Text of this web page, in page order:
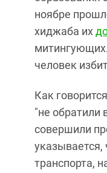
ноябре
хиджаба их
митингующих.
человек
Как
"не обратили
совершили
транспорта,